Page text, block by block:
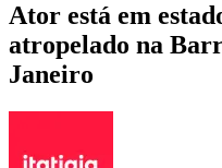
Ator está em
atropelado na
Janeiro